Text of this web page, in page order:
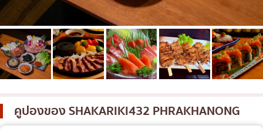
พระราม 3
พระราม4
อื่นๆ
คูปองของSHAKARIKI432 PHRAKHANONG